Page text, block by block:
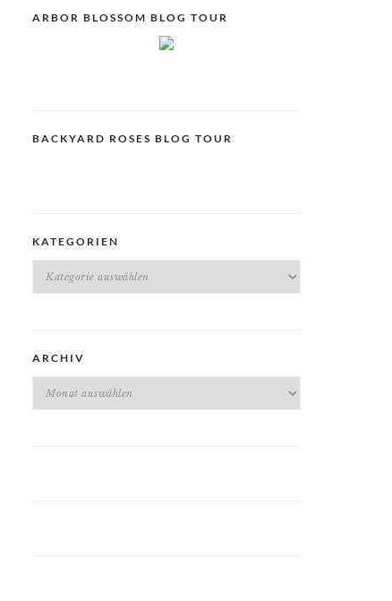
ARBOR BLOSSOM BLOG TOUR
BACKYARD ROSES BLOG TOUR
KATEGORIEN
Kategorien
ARCHIV
Archiv